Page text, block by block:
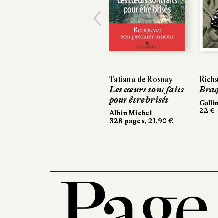
Tatiana de Rosnay
Les cœurs sont faits
pour être brisés
Albin Michel
328 pages, 21,90 €
22 €
22 €
Previous